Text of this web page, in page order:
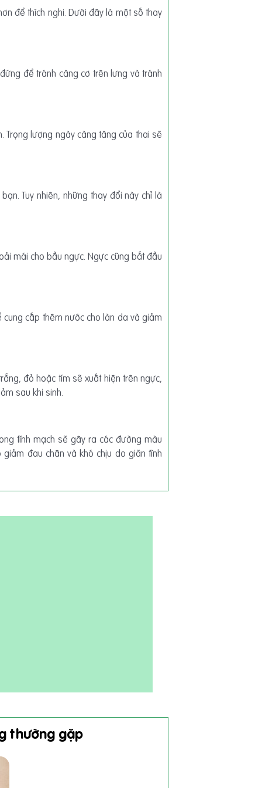
để thích nghi. Dưới đây là một số thay
để tránh căng cơ trên lưng và tránh
Trọng lượng ngày càng tăng của thai sẽ
Tuy nhiên, những thay đổi này chỉ là
mái cho bầu ngực. Ngực cũng bắt đầu
cấp thêm nước cho làn da và giảm
đỏ hoặc tím sẽ xuất hiện trên ngực,
sau khi sinh.
tĩnh mạch sẽ gây ra các đường màu
đau chân và khó chịu do giãn tĩnh
thường gặp